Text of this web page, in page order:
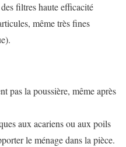
filtres haute efficacité
même très fines
pas la poussière, même après
aux acariens ou aux poils
le ménage dans la pièce.